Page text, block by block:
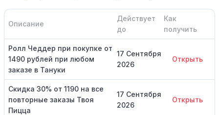
Описание
Действует
до
Как
получить
Ролл Чеддер при покупке от
1490 рублей при любом
заказе в Тануки
17 Сентября
2026
Открыть
Скидка 30% от 1190 на все
повторные заказы Твоя
Пицца
17 Сентября
2026
Открыть